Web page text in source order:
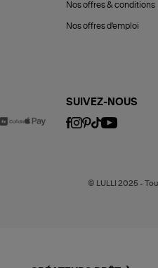
Nos offres & conditions
Nos offres d'emploi
SUIVEZ-NOUS
© LULLI 2025 -